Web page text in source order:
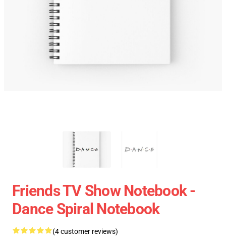
Friends TV Show Notebook -
Dance Spiral Notebook
(4 customer reviews)